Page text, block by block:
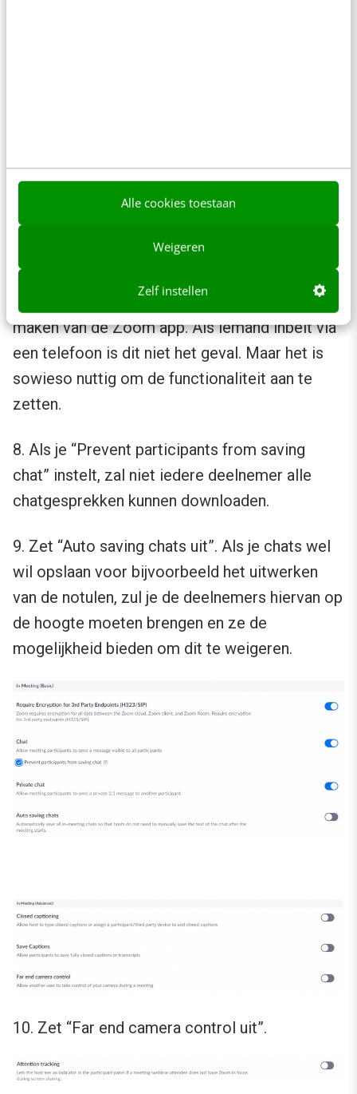
Alle cookies toestaan
Weigeren
Zelf instellen
Nu is er veel ophef over de encryptie van
Zoom. De encryptie is sowieso van toepassing
op de verbindingen die tot stand worden
gebracht bij een videocall. De video, audio, chat
en het scherm wordt ook encrypted verstuurd
wanneer alle deelnemers van de call gebruik
maken van de Zoom app. Als iemand inbelt via
een telefoon is dit niet het geval. Maar het is
sowieso nuttig om de functionaliteit aan te
zetten.
8. Als je “Prevent participants from saving
chat” instelt, zal niet iedere deelnemer alle
chatgesprekken kunnen downloaden.
9. Zet “Auto saving chats uit”. Als je chats wel
wil opslaan voor bijvoorbeeld het uitwerken
van de notulen, zul je de deelnemers hiervan op
de hoogte moeten brengen en ze de
mogelijkheid bieden om dit te weigeren.
10. Zet “Far end camera control uit”.